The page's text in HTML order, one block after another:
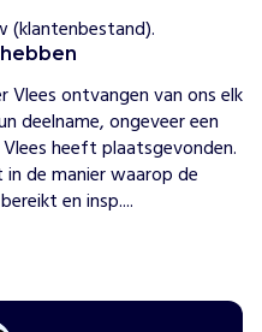
(klantenbestand).
Vlees ontvangen van ons elk
deelname, ongeveer een
heeft plaatsgevonden.
de manier waarop de
en insp....